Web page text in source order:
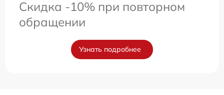
Скидка -10% при повторном
обращении
Узнать подробнее